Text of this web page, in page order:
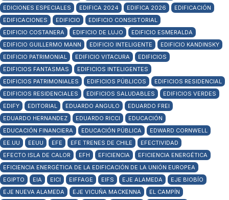
EDICIONES ESPECIALES
EDIFICA 2024 EDIFICA 2026
EDIFICACIÓN
EDIFICACIONES
EDIFICIO
EDIFICIO CONSISTORIAL
EDIFICIO COSTANERA
EDIFICIO DE LUJO
EDIFICIO ESMERALDA
EDIFICIO GUILLERMO MANN
EDIFICIO INTELIGENTE
EDIFICIO KANDINSKY
EDIFICIO PATRIMONIAL
EDIFICIO VITACURA
EDIFICIOS
EDIFICIOS FANTASMAS
EDIFICIOS INTELIGENTES
EDIFICIOS PATRIMONIALES
EDIFICIOS PÚBLICOS
EDIFICIOS RESIDENCIAL
EDIFICIOS RESIDENCIALES
EDIFICIOS SALUDABLES
EDIFICIOS VERDES
EDIFY
EDITORIAL EDUARDO ANGULO
EDUARDO FREI
EDUARDO HERNANDEZ
EDUARDO RICCI
EDUCACIÓN
EDUCACIÓN FINANCIERA
EDUCACIÓN PÚBLICA
EDWARD CORNWELL
EE.UU
EEUU EFE EFE TRENES DE CHILE
EFECTIVIDAD
EFECTO ISLA DE CALOR
EFH EFICIENCIA
EFICIENCIA ENERGÉTICA
EFICIENCIA ENERGÉTICA DE LA EDIFICACIÓN DE LA UNIÓN EUROPEA
EGIPTO
EIA EICI EIFFAGE EIFS EJE ALAMEDA
EJE BIOBÍO
EJE NUEVA ALAMEDA
EJE VICUÑA MACKENNA
EL CAMPÍN